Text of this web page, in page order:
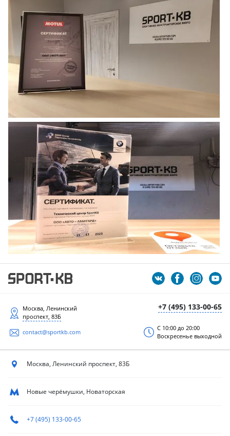
+7 (495) 133-00-65
Москва, Ленинский
проспект, 83Б
contact@sportkb.com
С 10:00 до 20:00
Воскресенье выходной
Москва, Ленинский проспект, 83Б
Новые черёмушки, Новаторская
+7 (495) 133-00-65